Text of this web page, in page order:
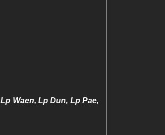
Lp Waen, Lp Dun, Lp Pae,